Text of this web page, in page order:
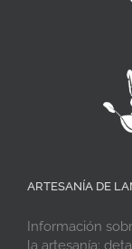
ARTESANÍA DE
Información